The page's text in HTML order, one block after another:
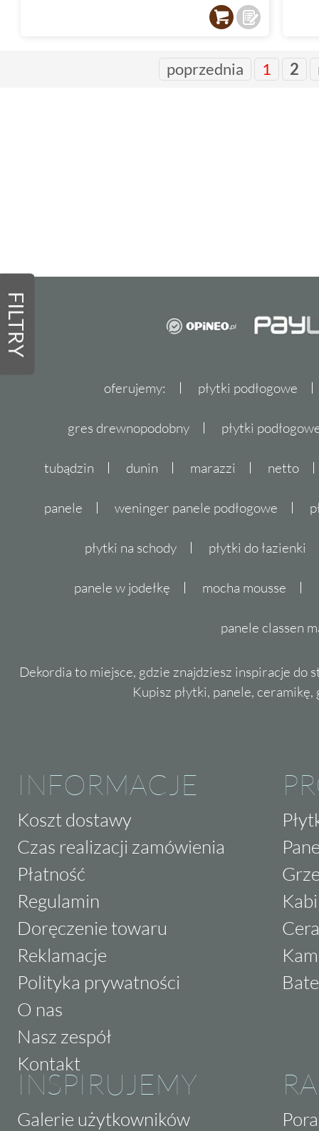
FILTRY
poprzednia 1 2
oferujemy: płytki podłogowe
gres drewnopodobny płytki
tubądzin dunin marazzi netto
panele weninger panele podłogowe
płytki na schody płytki do łazienki
panele w jodełkę mocha mousse
panele classen
Dekordia to miejsce, gdzie znajdziesz inspiracje do
Kupisz płytki, panele,
INFORMACJE
Koszt dostawy
Czas realizacji zamówienia
Płatność
Regulamin
Doręczenie towaru
Reklamacje
Polityka prywatności
O nas
Nasz zespół
Kontakt
INSPIRUJEMY
Galerie użytkowników